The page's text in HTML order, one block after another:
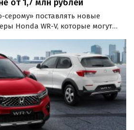
от 1,7 млн рублей
поставлять новые
Honda WR-V, которые могут
в основном под заказ, на
начинаются в апреле от 1